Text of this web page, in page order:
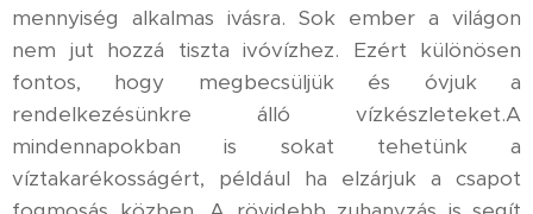
mennyiség alkalmas ivásra. Sok ember a világon
nem jut hozzá tiszta ivóvízhez. Ezért különösen
fontos, hogy megbecsüljük és óvjuk a
rendelkezésünkre álló vízkészleteket.A
mindennapokban is sokat tehetünk a
víztakarékosságért, például ha elzárjuk a csapot